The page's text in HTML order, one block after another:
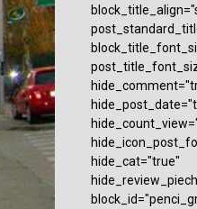
hide_cat="true"